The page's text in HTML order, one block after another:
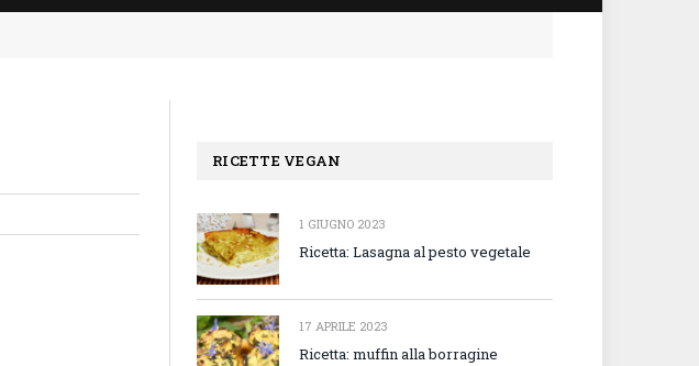
RICETTE VEGAN
1 GIUGNO 2023
Ricetta: Lasagna al pesto vegetale
17 APRILE 2023
Ricetta: muffin alla borragine